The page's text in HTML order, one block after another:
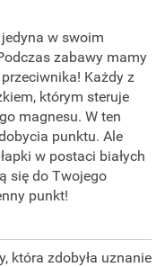
w swoim
zabawy mamy
Każdy z
którym steruje
magnesu. W ten
punktu. Ale
w postaci białych
się do Twojego
punkt!
która zdobyła uznanie